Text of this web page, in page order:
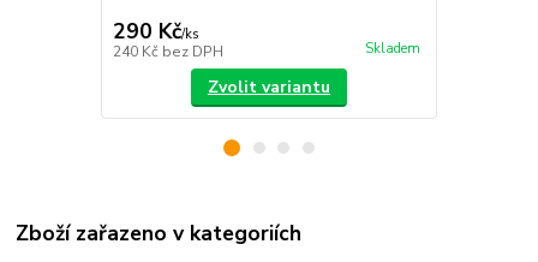
290 Kč/ks
240 Kč bez DPH Skladem
Zvolit variantu
Zboží zařazeno v kategoriích